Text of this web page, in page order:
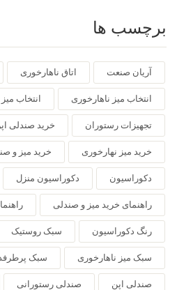
برچسب ها
آریان صنعت اتاق ناهارخوری
انتخاب میز ناهارخوری انتخاب
تجهیزات رستوران خرید صندلی
خرید میز نهارخوری خرید میز و
دکوراسیون دکوراسیون منزل
راهنمای خرید میز و صندلی
رنگ دکوراسیون سبک روستیک
سبک میز ناهارخوری سبک
صندلی اپن صندلی رستورانی